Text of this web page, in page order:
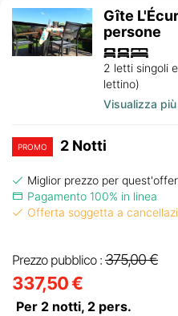
Gîte
persone
2 letti singoli
lettino)
Visualizza
PROMO 2 Notti
Miglior prezzo per
Pagamento 100% in linea
Offerta soggetta a
Prezzo pubblico : 375,00 €
337,50 €
Per 2 notti, 2 pers.